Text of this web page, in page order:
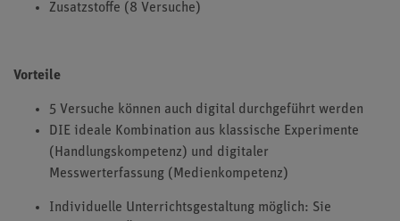
Zusatzstoffe (8 Versuche)
Vorteile
5 Versuche können auch digital durchgeführt werden
DIE ideale Kombination aus klassische Experimente
(Handlungskompetenz) und digitaler
Messwerterfassung (Medienkompetenz)
Individuelle Unterrichtsgestaltung möglich: Sie